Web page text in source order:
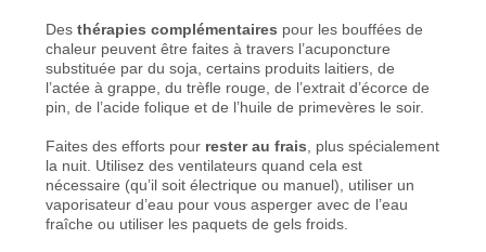
Desthérapies complémentaires pour les bouffées de
chaleur peuvent être faites à travers l’acuponcture
substituée par du soja, certains produits laitiers, de
l’actée à grappe, du trèfle rouge, de l’extrait d’écorce de
pin, de l’acide folique et de l’huile de primevères le soir.
Faites des efforts pour rester au frais , plus spécialement
la nuit. Utilisez des ventilateurs quand cela est
nécessaire (qu’il soit électrique ou manuel), utiliser un
vaporisateur d’eau pour vous asperger avec de l’eau
fraîche ou utiliser les paquets de gels froids.